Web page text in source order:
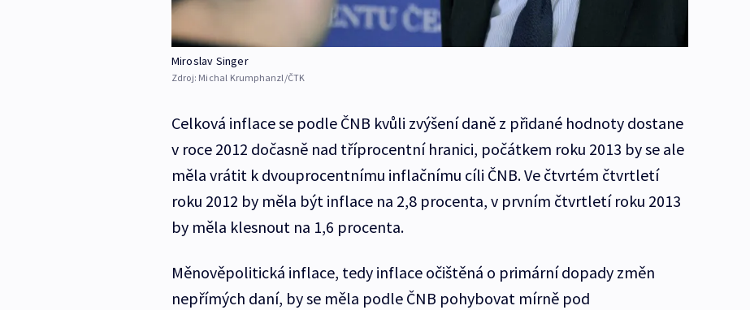
Miroslav Singer
Zdroj: Michal Krumphanzl/ČTK
Celková inflace se podle ČNB kvůli zvýšení daně z přidané hodnoty dostane
v roce 2012 dočasně nad tříprocentní hranici, počátkem roku 2013 by se ale
měla vrátit k dvouprocentnímu inflačnímu cíli ČNB. Ve čtvrtém čtvrtletí
roku 2012 by měla být inflace na 2,8 procenta, v prvním čtvrtletí roku 2013
by měla klesnout na 1,6 procenta.
Měnověpolitická inflace, tedy inflace očištěná o primární dopady změn
nepřímých daní, by se měla podle ČNB pohybovat mírně pod